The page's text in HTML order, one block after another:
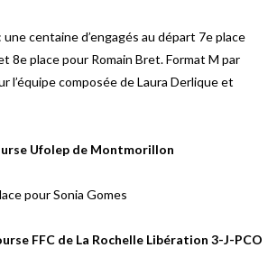
centaine d’engagés au départ 7e place
8e place pour Romain Bret. Format M par
l’équipe composée de Laura Derlique et
Ufolep de Montmorillon
pour Sonia Gomes
FFC de La Rochelle Libération 3-J-PCO